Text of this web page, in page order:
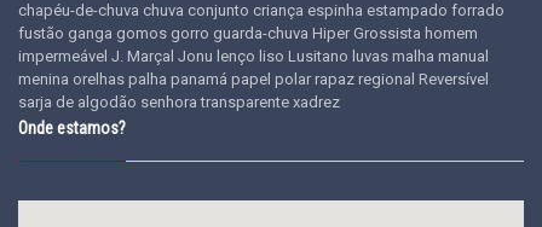
chapéu-de-chuva chuva conjunto criança espinha estampado forrado
fustão ganga gomos gorro guarda-chuva Hiper Grossista homem
impermeável J. Marçal Jonu lenço liso Lusitano luvas malha manual
menina orelhas palha panamá papel polar rapaz regional Reversível
sarja de algodão senhora transparente xadrez
Onde estamos?